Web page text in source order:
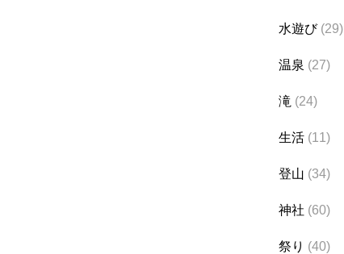
水遊び(29)
温泉 (27)
滝 (24)
生活 (11)
登山 (34)
神社 (60)
祭り (40)